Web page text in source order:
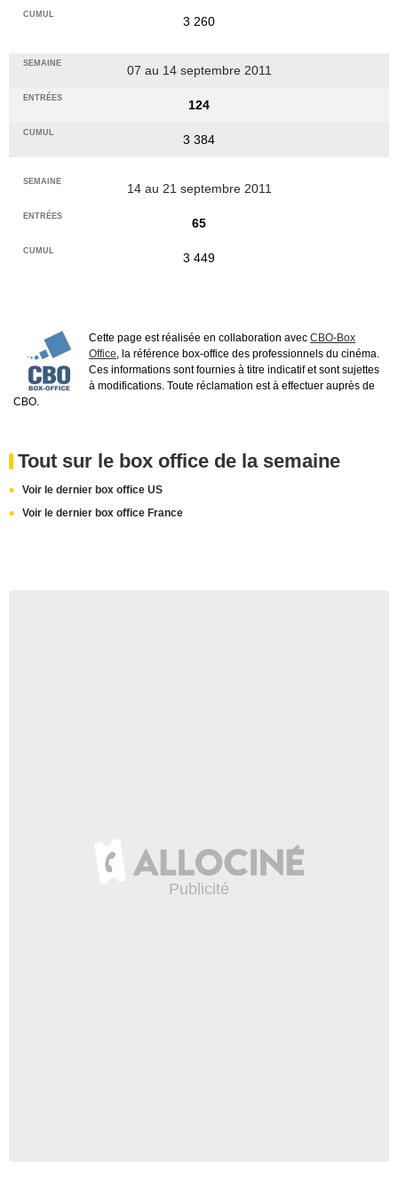
3 260
07 au 14 septembre 2011
124
3 384
14 au 21 septembre 2011
65
3 449
Cette page est réalisée en collaboration avec CBO-Box
Office, la référence box-office des professionnels du cinéma.
Ces informations sont fournies à titre indicatif et sont sujettes
à modifications. Toute réclamation est à effectuer auprès de
CBO.
Tout sur le box office de la semaine
Voir le dernier box office US
Voir le dernier box office France